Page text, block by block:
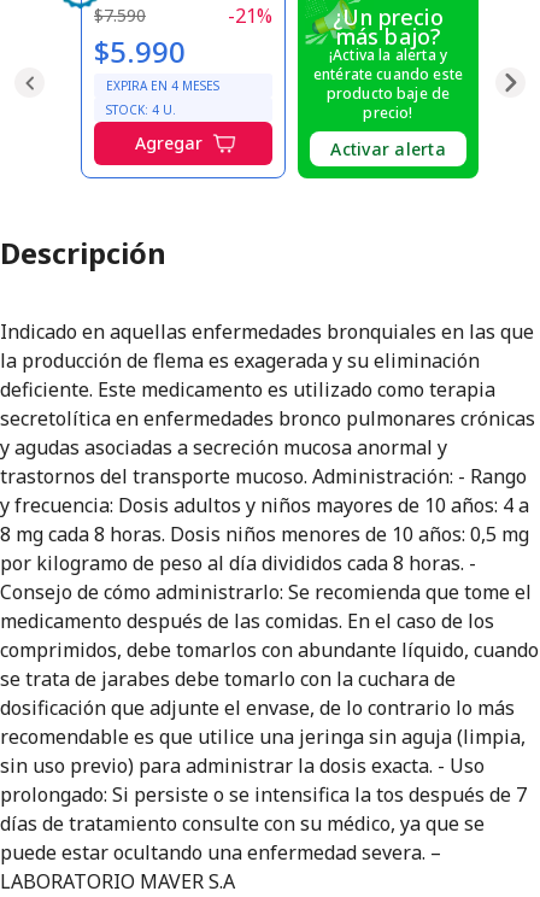
$7.590 -21%
$5.990
EXPIRA EN 4 MESES
STOCK: 4 U.
Agregar
¿Un precio
más bajo?
¡Activa la alerta y
entérate cuando este
producto baje de
precio!
Activar alerta
Descripción
Indicado en aquellas enfermedades bronquiales en las que
la producción de flema es exagerada y su eliminación
deficiente. Este medicamento es utilizado como terapia
secretolí­tica en enfermedades bronco pulmonares crónicas
y agudas asociadas a secreción mucosa anormal y
trastornos del transporte mucoso. Administración: - Rango
y frecuencia: Dosis adultos y niños mayores de 10 años: 4 a
8 mg cada 8 horas. Dosis niños menores de 10 años: 0,5 mg
por kilogramo de peso al día divididos cada 8 horas. -
Consejo de cómo administrarlo: Se recomienda que tome el
medicamento después de las comidas. En el caso de los
comprimidos, debe tomarlos con abundante líquido, cuando
se trata de jarabes debe tomarlo con la cuchara de
dosificación que adjunte el envase, de lo contrario lo más
recomendable es que utilice una jeringa sin aguja (limpia,
sin uso previo) para administrar la dosis exacta. - Uso
prolongado: Si persiste o se intensifica la tos después de 7
días de tratamiento consulte con su médico, ya que se
puede estar ocultando una enfermedad severa. –
LABORATORIO MAVER S.A